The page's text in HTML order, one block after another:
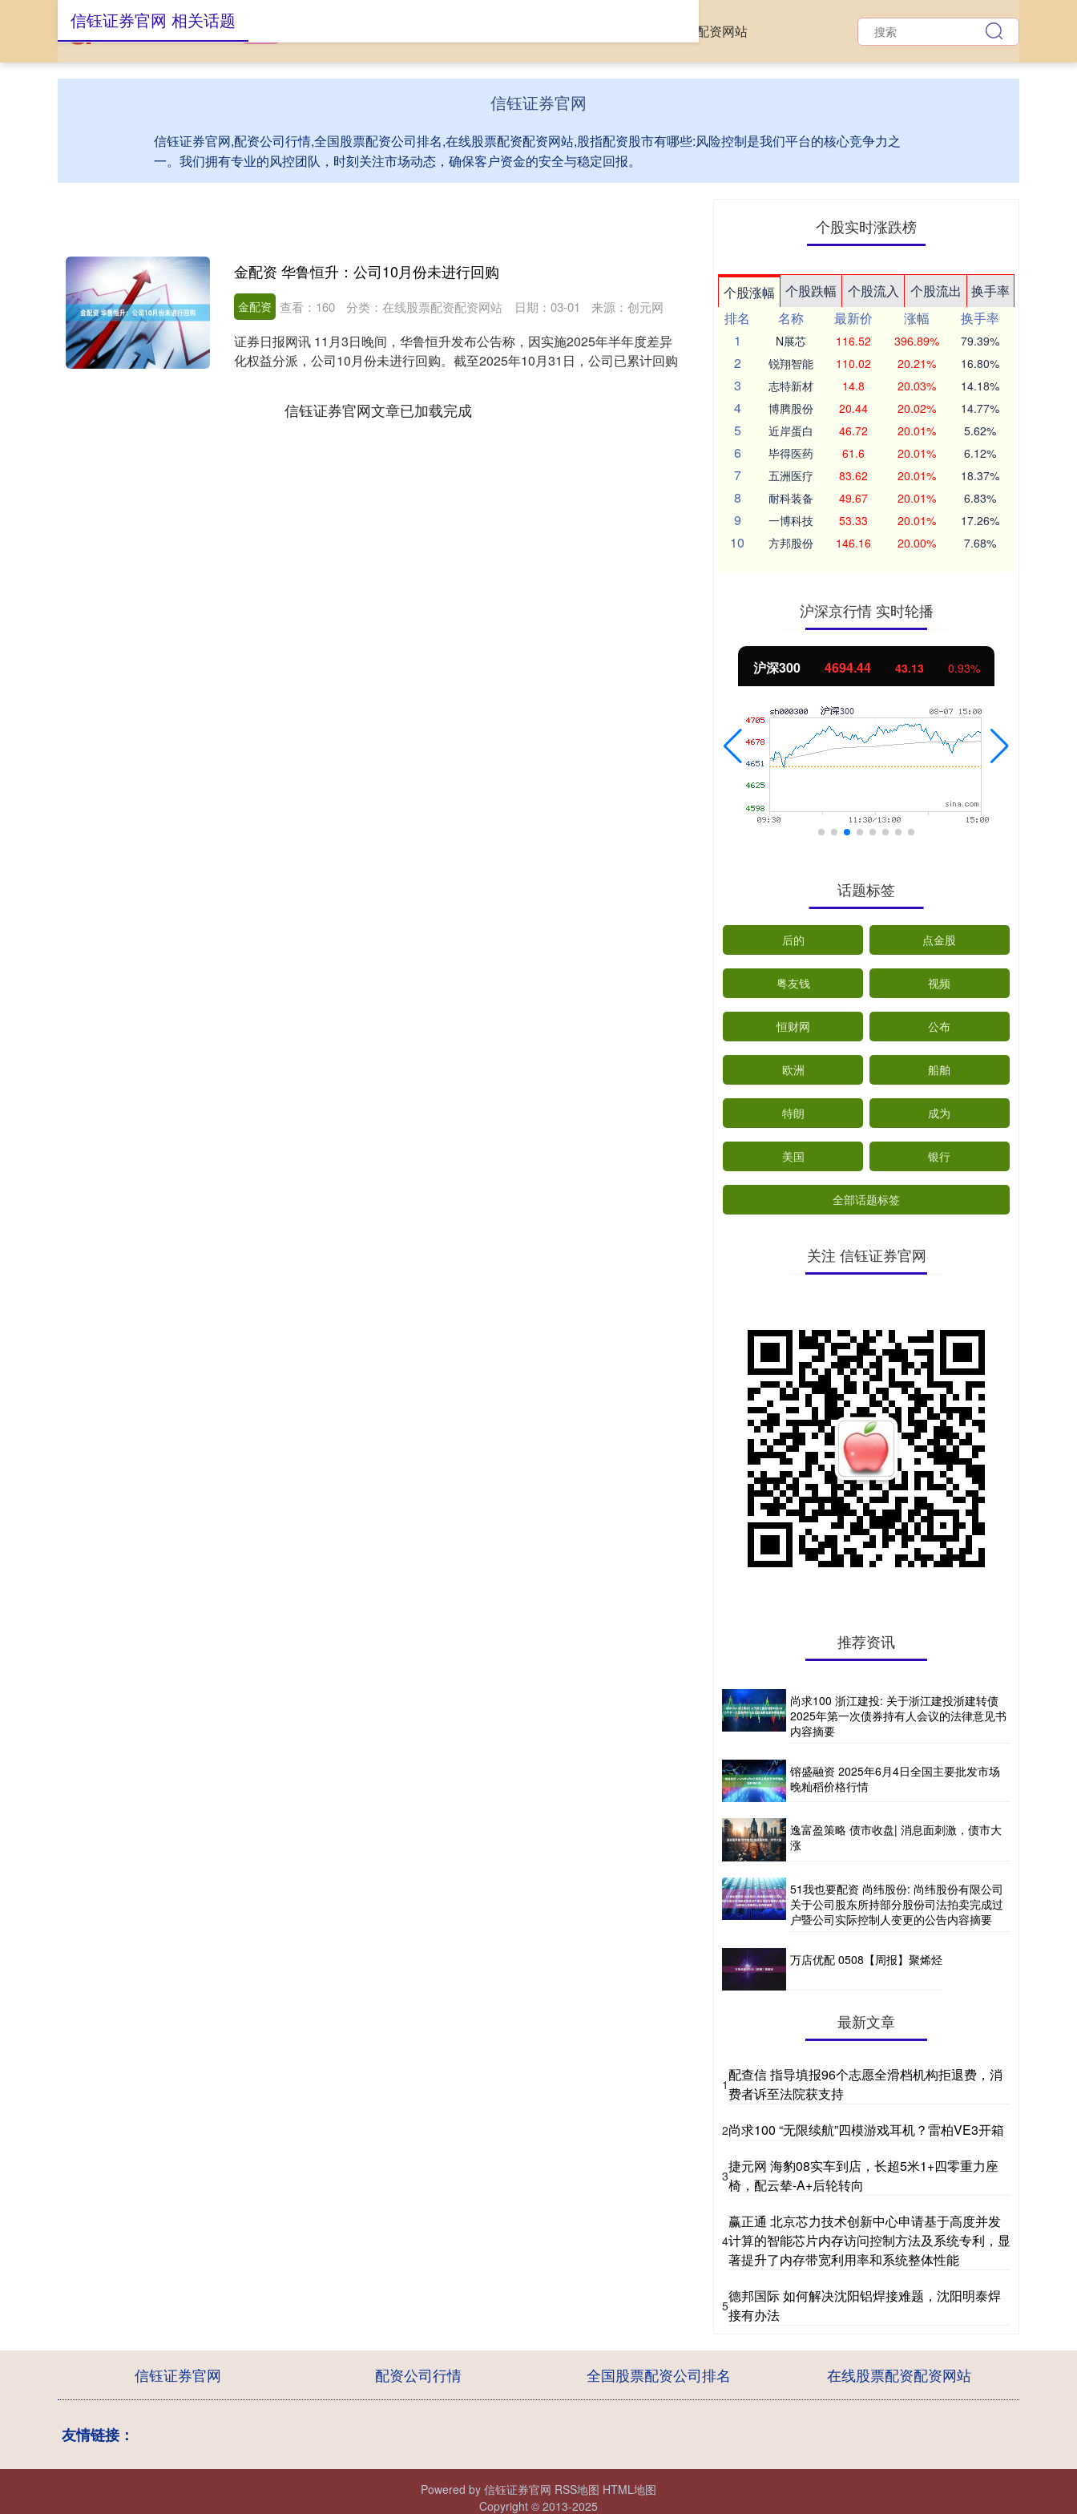
在线股票配资配资网站
信钰证券官网
信钰证券官网,配资公司行情,全国股票配资公司排名,在线股票配资配资网站,股指配资股市有哪些:风险控制是我们平台的核心竞争力之
一。我们拥有专业的风控团队，时刻关注市场动态，确保客户资金的安全与稳定回报。
信钰证券官网 相关话题
金配资 华鲁恒升：公司10月份未进行回购
金配资 日期：03-01 来源：创元网
查看： 160 分类： 在线股票配资配资网站
证券日报网讯 11月3日晚间，华鲁恒升发布公告称，因实施2025年半年度差异
化权益分派，公司10月份未进行回购。截至2025年10月31日，公司已累计回购
信钰证券官网文章已加载完成
个股实时涨跌榜
个股涨幅 个股跌幅 个股流入 个股流出
换手率
排名
名称 最新价 涨幅
换手率
1
N展芯 116.52 396.89% 79.39%
2 锐翔智能 110.02 20.21% 16.80%
3 志特新材 14.8 20.03% 14.18%
4 博腾股份 20.44 20.02% 14.77%
5 近岸蛋白 46.72 20.01% 5.62%
6 毕得医药 61.6 20.01% 6.12%
7 五洲医疗 83.62 20.01% 18.37%
8 耐科装备 49.67 20.01% 6.83%
9 一博科技 53.33 20.01% 17.26%
10 方邦股份 146.16 20.00% 7.68%
沪深京行情 实时轮播
北证50 1134.24 11.37 1.01%
话题标签
后的 点金股
粤友钱 视频
恒财网 公布
欧洲 船舶
特朗 成为
美国 银行
全部话题标签
关注 信钰证券官网
推荐资讯
尚求100 浙江建投: 关于浙江建投浙建转债
2025年第一次债券持有人会议的法律意见书
内容摘要
镕盛融资 2025年6月4日全国主要批发市场
晚籼稻价格行情
逸富盈策略 债市收盘| 消息面刺激，债市大
涨
51我也要配资 尚纬股份: 尚纬股份有限公司
关于公司股东所持部分股份司法拍卖完成过
户暨公司实际控制人变更的公告内容摘要
万店优配 0508【周报】聚烯烃
最新文章
1
配查信 指导填报96个志愿全滑档机构拒退费，消
费者诉至法院获支持
2尚求100 “无限续航”四模游戏耳机？雷柏VE3开箱
3
捷元网 海豹08实车到店，长超5米1+四零重力座
椅，配云辇-A+后轮转向
4
赢正通 北京芯力技术创新中心申请基于高度并发
计算的智能芯片内存访问控制方法及系统专利，显
著提升了内存带宽利用率和系统整体性能
5
德邦国际 如何解决沈阳铝焊接难题，沈阳明泰焊
接有办法
信钰证券官网 配资公司行情 全国股票配资公司排名 在线股票配资配资网站
友情链接：
Powered by 信钰证券官网 RSS地图 HTML地图
Copyright © 2013-2025